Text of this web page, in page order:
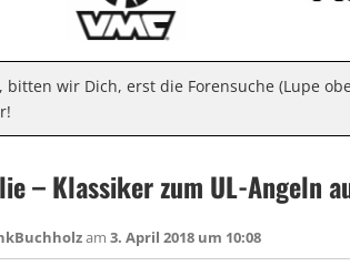
wir Dich, erst die Forensuche (Lupe
– Klassiker zum UL-Angeln
am 3. April 2018 um 10:08